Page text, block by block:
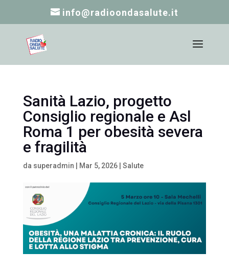
info@radioondasalute.it
Sanità Lazio, progetto
Consiglio regionale e Asl
Roma 1 per obesità severa
e fragilità
da superadmin Mar 5, 2026| Salute